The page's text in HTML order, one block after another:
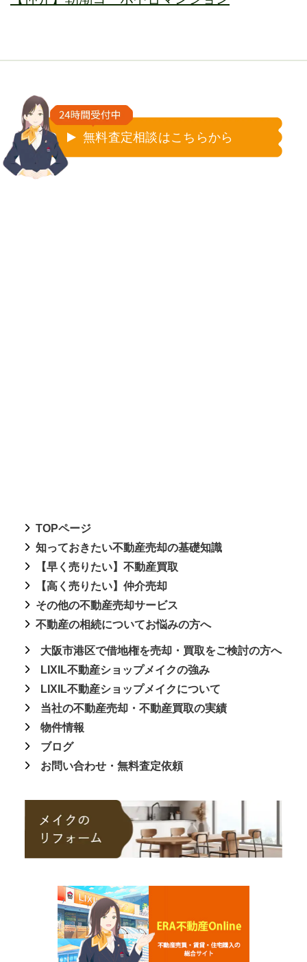
無料査定相談はこちらから
TOPページ
知っておきたい不動産売却の基礎知識
【早く売りたい】不動産買取
【高く売りたい】仲介売却
その他の不動産売却サービス
不動産の相続についてお悩みの方へ
大阪市港区で借地権を売却・買取をご検討の方へ
LIXIL不動産ショップメイクの強み
LIXIL不動産ショップメイクについて
当社の不動産売却・不動産買取の実績
物件情報
ブログ
お問い合わせ・無料査定依頼